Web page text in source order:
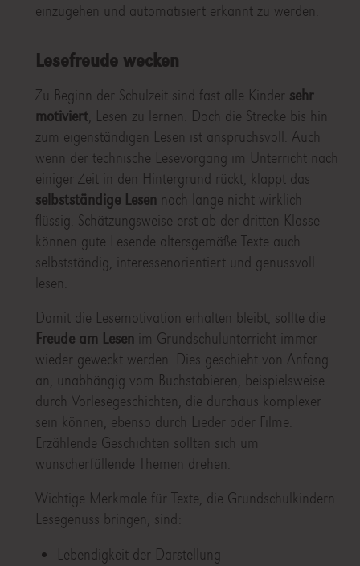
einzugehen und automatisiert erkannt zu werden.
Lesefreude wecken
Zu Beginn der Schulzeit sind fast alle Kinder sehr
motiviert, Lesen zu lernen. Doch die Strecke bis hin
zum eigenständigen Lesen ist anspruchsvoll. Auch
wenn der technische Lesevorgang im Unterricht nach
einiger Zeit in den Hintergrund rückt, klappt das
selbstständige Lesen noch lange nicht wirklich
flüssig. Schätzungsweise erst ab der dritten Klasse
können gute Lesende altersgemäße Texte auch
selbstständig, interessenorientiert und genussvoll
lesen.
Damit die Lesemotivation erhalten bleibt, sollte die
Freude am Lesen im Grundschulunterricht immer
wieder geweckt werden. Dies geschieht von Anfang
an, unabhängig vom Buchstabieren, beispielsweise
durch Vorlesegeschichten, die durchaus komplexer
sein können, ebenso durch Lieder oder Filme.
Erzählende Geschichten sollten sich um
wunscherfüllende Themen drehen.
Wichtige Merkmale für Texte, die Grundschulkindern
Lesegenuss bringen, sind:
Lebendigkeit der Darstellung